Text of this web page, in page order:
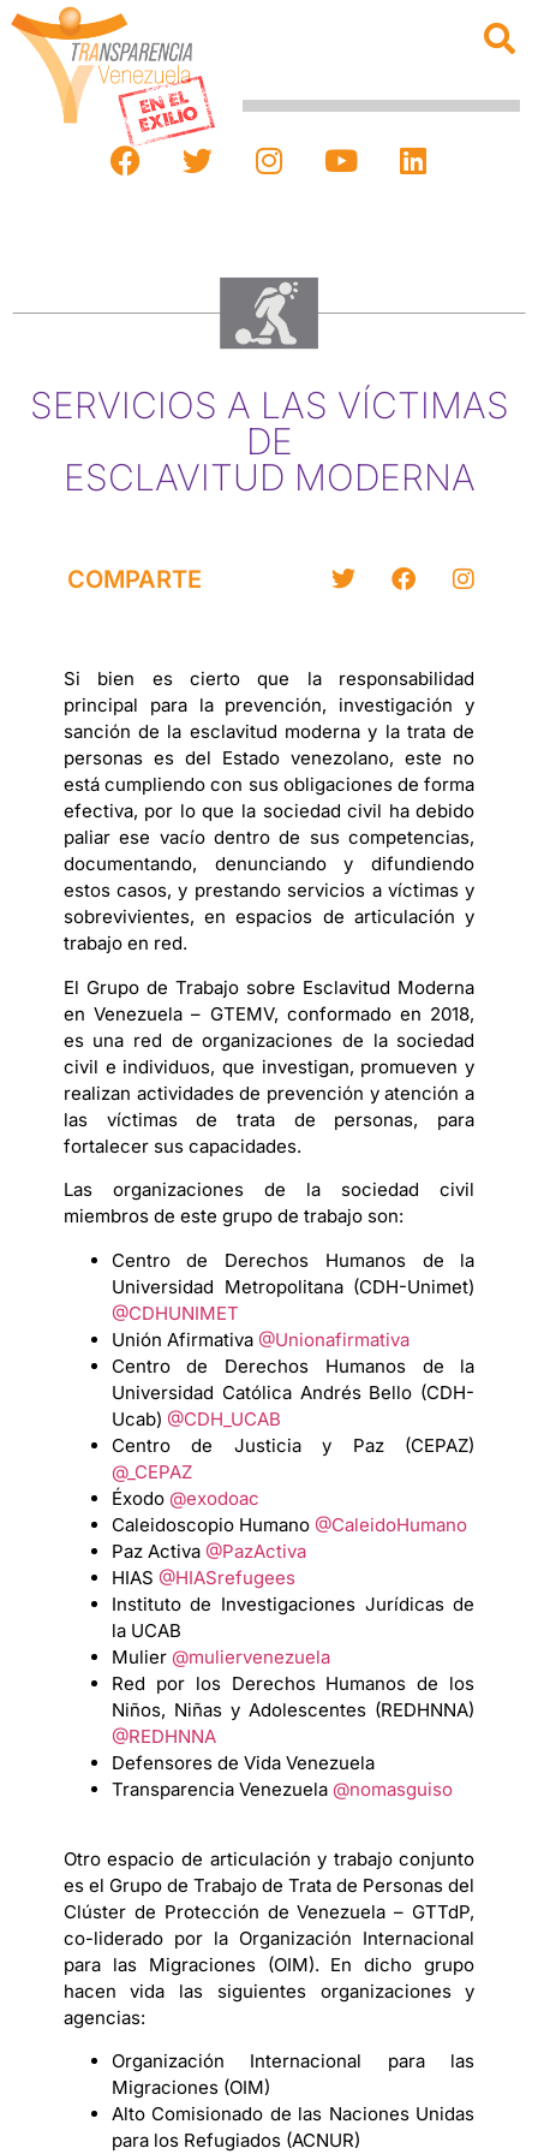
SERVICIOS A LAS VÍCTIMAS
DE
ESCLAVITUD MODERNA
COMPARTE
Si bien es cierto que la responsabilidad
principal para la prevención, investigación y
sanción de la esclavitud moderna y la trata de
personas es del Estado venezolano, este no
está cumpliendo con sus obligaciones de forma
efectiva, por lo que la sociedad civil ha debido
paliar ese vacío dentro de sus competencias,
documentando, denunciando y difundiendo
estos casos, y prestando servicios a víctimas y
sobrevivientes, en espacios de articulación y
trabajo en red.
El Grupo de Trabajo sobre Esclavitud Moderna
en Venezuela – GTEMV, conformado en 2018,
es una red de organizaciones de la sociedad
civil e individuos, que investigan, promueven y
realizan actividades de prevención y atención a
las víctimas de trata de personas, para
fortalecer sus capacidades.
Las organizaciones de la sociedad civil
miembros de este grupo de trabajo son:
Centro de Derechos Humanos de la
Universidad Metropolitana (CDH-Unimet)
@CDHUNIMET
Unión Afirmativa @Unionafirmativa
Centro de Derechos Humanos de la
Universidad Católica Andrés Bello (CDH-
Ucab) @CDH_UCAB
Centro de Justicia y Paz (CEPAZ)
@_CEPAZ
Éxodo @exodoac
Caleidoscopio Humano @CaleidoHumano
Paz Activa @PazActiva
HIAS @HIASrefugees
Instituto de Investigaciones Jurídicas de
la UCAB
Mulier @muliervenezuela
Red por los Derechos Humanos de los
Niños, Niñas y Adolescentes (REDHNNA)
@REDHNNA
Defensores de Vida Venezuela
Transparencia Venezuela @nomasguiso
Otro espacio de articulación y trabajo conjunto
es el Grupo de Trabajo de Trata de Personas del
Clúster de Protección de Venezuela – GTTdP,
co-liderado por la Organización Internacional
para las Migraciones (OIM). En dicho grupo
hacen vida las siguientes organizaciones y
agencias:
Organización Internacional para las
Migraciones (OIM)
Alto Comisionado de las Naciones Unidas
para los Refugiados (ACNUR)